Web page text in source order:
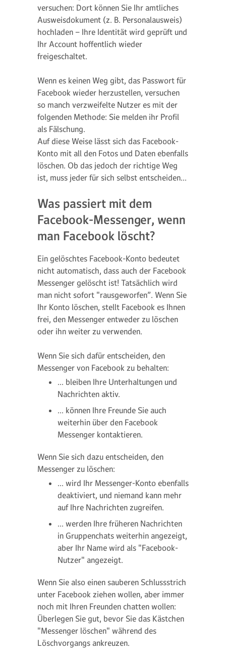
versuchen: Dort können Sie Ihr amtliches
Ausweisdokument (z. B. Personalausweis)
hochladen – Ihre Identität wird geprüft und
Ihr Account hoffentlich wieder
freigeschaltet.
Wenn es keinen Weg gibt, das Passwort für
Facebook wieder herzustellen, versuchen
so manch verzweifelte Nutzer es mit der
folgenden Methode: Sie melden ihr Profil
als Fälschung.
Auf diese Weise lässt sich das Facebook-
Konto mit all den Fotos und Daten ebenfalls
löschen. Ob das jedoch der richtige Weg
ist, muss jeder für sich selbst entscheiden...
Was passiert mit dem
Facebook-Messenger, wenn
man Facebook löscht?
Ein gelöschtes Facebook-Konto bedeutet
nicht automatisch, dass auch der Facebook
Messenger gelöscht ist! Tatsächlich wird
man nicht sofort "rausgeworfen”. Wenn Sie
Ihr Konto löschen, stellt Facebook es Ihnen
frei, den Messenger entweder zu löschen
oder ihn weiter zu verwenden.
Wenn Sie sich dafür entscheiden, den
Messenger von Facebook zu behalten:
… bleiben Ihre Unterhaltungen und
Nachrichten aktiv.
… können Ihre Freunde Sie auch
weiterhin über den Facebook
Messenger kontaktieren.
Wenn Sie sich dazu entscheiden, den
Messenger zu löschen:
… wird Ihr Messenger-Konto ebenfalls
deaktiviert, und niemand kann mehr
auf Ihre Nachrichten zugreifen.
… werden Ihre früheren Nachrichten
in Gruppenchats weiterhin angezeigt,
aber Ihr Name wird als "Facebook-
Nutzer" angezeigt.
Wenn Sie also einen sauberen Schlussstrich
unter Facebook ziehen wollen, aber immer
noch mit Ihren Freunden chatten wollen:
Überlegen Sie gut, bevor Sie das Kästchen
"Messenger löschen" während des
Löschvorgangs ankreuzen.